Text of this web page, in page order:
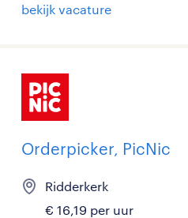
bekijk vacature
Orderpicker, PicNic
Ridderkerk
€ 16,19 per uur